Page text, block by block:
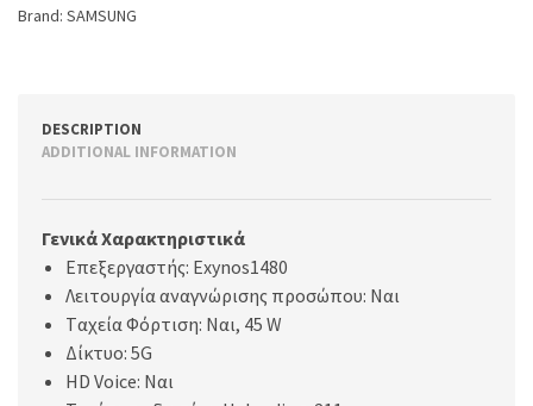
Brand: SAMSUNG
DESCRIPTION
ADDITIONAL INFORMATION
Γενικά Χαρακτηριστικά
Επεξεργαστής: Exynos1480
Λειτουργία αναγνώρισης προσώπου: Ναι
Tαχεία Φόρτιση: Ναι, 45 W
Δίκτυο: 5G
HD Voice: Ναι